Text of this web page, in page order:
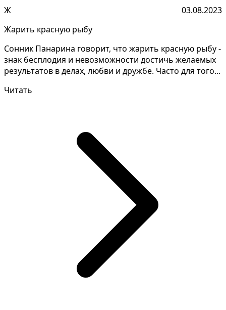
Ж
03.08.2023
Жарить красную рыбу
Сонник Панарина говорит, что жарить красную рыбу -
знак бесплодия и невозможности достичь желаемых
результатов в делах, любви и дружбе. Часто для того...
Читать